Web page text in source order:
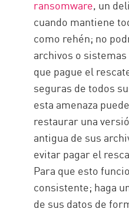
ransomware, un
cuando mantiene
como rehén; no
archivos o
que pague el
seguras de todos
esta amenaza
restaurar una
antigua de sus
evitar pagar el
Para que esto
consistente; haga
de sus datos de